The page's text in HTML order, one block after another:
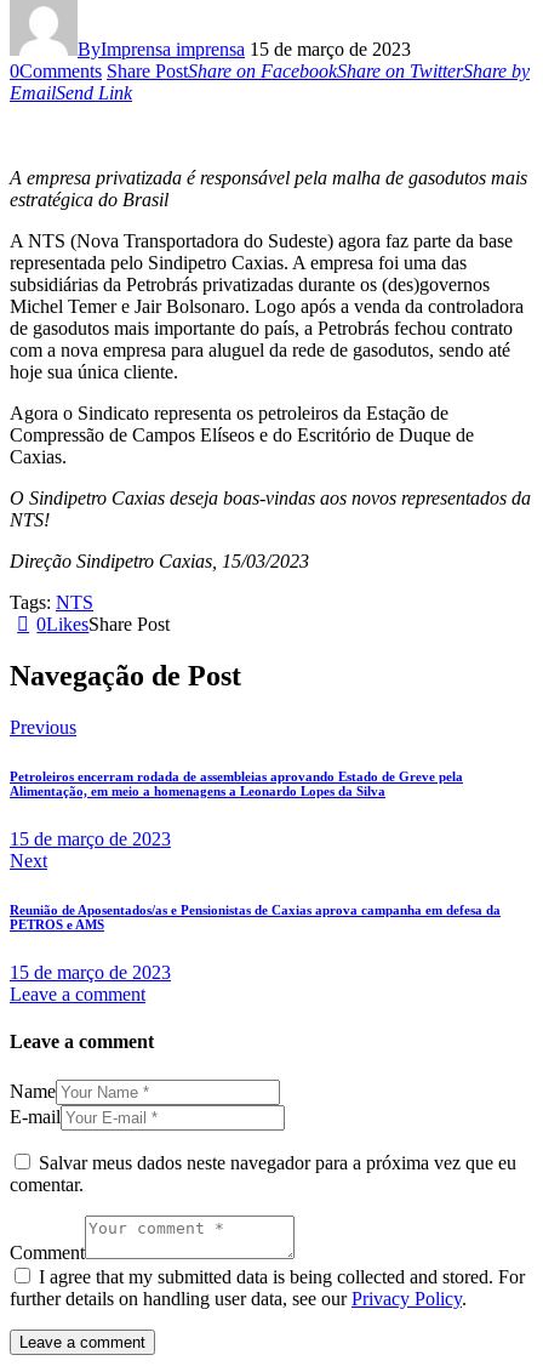
ByImprensa imprensa 15 de março de 2023
0Comments Share PostShare on FacebookShare on TwitterShare by
EmailSend Link
A empresa privatizada é responsável pela malha de gasodutos mais
estratégica do Brasil
A NTS (Nova Transportadora do Sudeste) agora faz parte da base
representada pelo Sindipetro Caxias. A empresa foi uma das
subsidiárias da Petrobrás privatizadas durante os (des)governos
Michel Temer e Jair Bolsonaro. Logo após a venda da controladora
de gasodutos mais importante do país, a Petrobrás fechou contrato
com a nova empresa para aluguel da rede de gasodutos, sendo até
hoje sua única cliente.
Agora o Sindicato representa os petroleiros da Estação de
Compressão de Campos Elíseos e do Escritório de Duque de
Caxias.
O Sindipetro Caxias deseja boas-vindas aos novos representados da
NTS!
Direção Sindipetro Caxias, 15/03/2023
Tags: NTS
0LikesShare Post
Navegação de Post
Previous
Petroleiros encerram rodada de assembleias aprovando Estado de Greve pela
Alimentação, em meio a homenagens a Leonardo Lopes da Silva
15 de março de 2023
Next
Reunião de Aposentados/as e Pensionistas de Caxias aprova campanha em defesa da
PETROS e AMS
15 de março de 2023
Leave a comment
Leave a comment
Name
E-mail
Salvar meus dados neste navegador para a próxima vez que eu
comentar.
Comment
I agree that my submitted data is being collected and stored. For
further details on handling user data, see ourPrivacy Policy.